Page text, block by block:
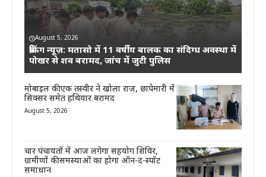
August 5, 2026
ब्रेकिंग न्यूज़: मतासो में 11 वर्षीय बालक का संदिग्ध अवस्था में
पोखर से शव बरामद, जांच में जुटी पुलिस
मोबाइल की एक तस्वीर ने खोला राज, छापेमारी में
सिक्सर समेत हथियार बरामद
August 5, 2026
चार पंचायतों में आज लगेगा सहयोग शिविर,
ग्रामीणों की समस्याओं का होगा ऑन-द-स्पॉट
समाधान